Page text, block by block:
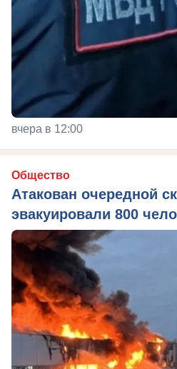
вчера в 12:00
Общество
Атакован очередной
эвакуировали 800